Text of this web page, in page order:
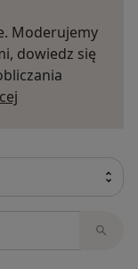
Moderujemy
dowiedz się